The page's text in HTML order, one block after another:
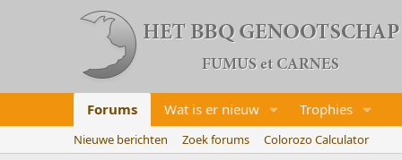
Forums Wat is er nieuw Trophies
Nieuwe berichten Zoek forums
Colorozo Calculator